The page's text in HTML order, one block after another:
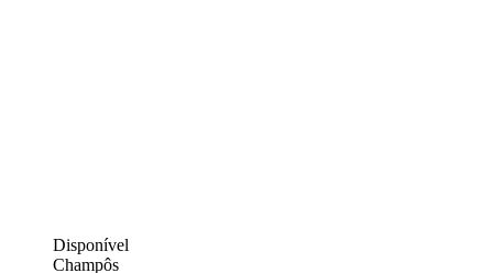
Disponível
Champôs